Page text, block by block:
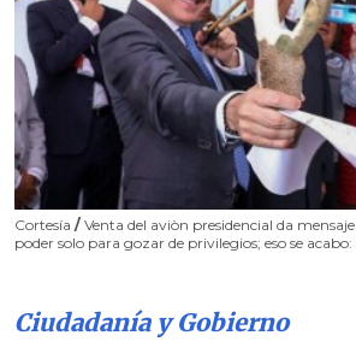
Cortesía / Venta del aviòn presidencial da
poder solo para gozar de privilegios; eso se
Ciudadanía y Gobierno